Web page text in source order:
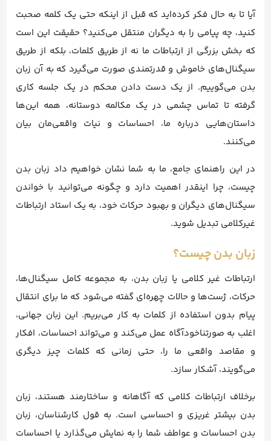
آیا تا به حال فکر کرده‌اید که قبل از اینکه حتی یک کلمه صحبت
کنید، چه پیامی را به دیگران منتقل می‌کنید؟ حقیقت این است
که بخش بزرگی از ارتباطات ما نه از طریق کلمات، بلکه از طریق
سیگنال‌های خاموش و قدرتمندی صورت می‌گیرد که به آن زبان
بدن می‌گوییم. از یک دست دادن محکم در یک جلسه کاری
گرفته تا تماس چشمی در یک مکالمه دوستانه، همه این‌ها
داستان‌هایی درباره ما، احساسات و نیات واقعی‌مان بیان
می‌کنند.
در این راهنمای جامع، ما به شما نشان خواهیم داد زبان بدن
چیست، چرا اینقدر اهمیت دارد و چگونه می‌توانید با خواندن
سیگنال‌های دیگران و بهبود حرکات خود، به یک استاد ارتباطات
غیرکلامی تبدیل شوید.
زبان بدن چیست؟
ارتباطات غیر کلامی یا زبان بدن، به مجموعه کامل سیگنال‌ها،
حرکات، ژست‌ها و حالات چهره‌ای گفته می‌شود که ما برای انتقال
پیام بدون استفاده از کلمات به کار می‌بریم. این زبان جهانی،
اغلب به صورتناخودآگاه عمل می‌کند و می‌تواند احساسات، افکار
و مقاصد واقعی ما را، حتی زمانی که کلمات چیز دیگری
می‌گویند، آشکار سازد.
برخلاف ارتباطات کلامی که آگاهانه و ساختارمند هستند، زبان
بدن بیشتر غریزی و احساسی است. به قول کارشناسان، زبان
بدن احساسات و عواطف شما را به نمایش می‌گذارد یا احساسات